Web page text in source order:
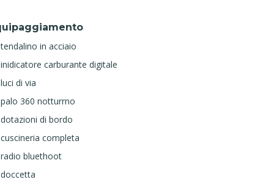
tendalino in acciaio
inidicatore carburante digitale
luci di via
palo 360 notturrno
dotazioni di bordo
cuscineria completa
radio bluethoot
doccetta